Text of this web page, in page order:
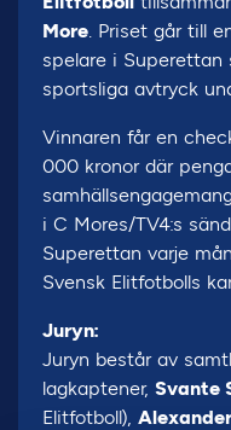
More. Priset går till
spelare i
sportsliga avtryck
Vinnaren får en
000 kronor där
i C Mores/TV4:s
Superettan varje
Svensk Elitfotbolls
Juryn:
Juryn består av
lagkaptener, Svante
Elitfotboll),